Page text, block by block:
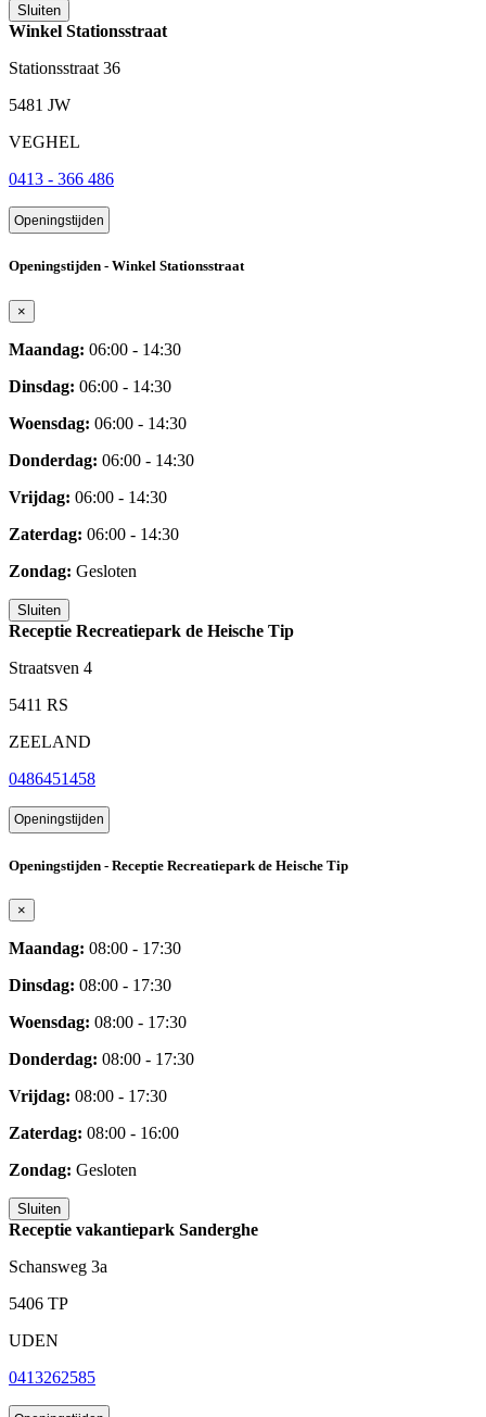
Sluiten
Winkel Stationsstraat
Stationsstraat 36
5481 JW
VEGHEL
0413 - 366 486
Openingstijden
Openingstijden - Winkel Stationsstraat
×
Maandag: 06:00 - 14:30
Dinsdag: 06:00 - 14:30
Woensdag: 06:00 - 14:30
Donderdag: 06:00 - 14:30
Vrijdag: 06:00 - 14:30
Zaterdag: 06:00 - 14:30
Zondag: Gesloten
Sluiten
Receptie Recreatiepark de Heische Tip
Straatsven 4
5411 RS
ZEELAND
0486451458
Openingstijden
Openingstijden - Receptie Recreatiepark de Heische Tip
×
Maandag: 08:00 - 17:30
Dinsdag: 08:00 - 17:30
Woensdag: 08:00 - 17:30
Donderdag: 08:00 - 17:30
Vrijdag: 08:00 - 17:30
Zaterdag: 08:00 - 16:00
Zondag: Gesloten
Sluiten
Receptie vakantiepark Sanderghe
Schansweg 3a
5406 TP
UDEN
0413262585